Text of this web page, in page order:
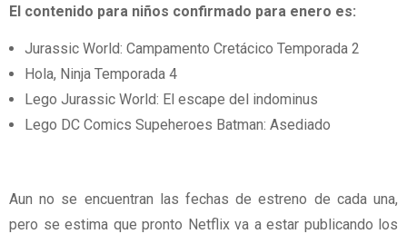
El contenido para niños confirmado para enero es:
Jurassic World: Campamento Cretácico Temporada 2
Hola, Ninja Temporada 4
Lego Jurassic World: El escape del indominus
Lego DC Comics Supeheroes Batman: Asediado
Aun no se encuentran las fechas de estreno de cada una,
pero se estima que pronto Netflix va a estar publicando los